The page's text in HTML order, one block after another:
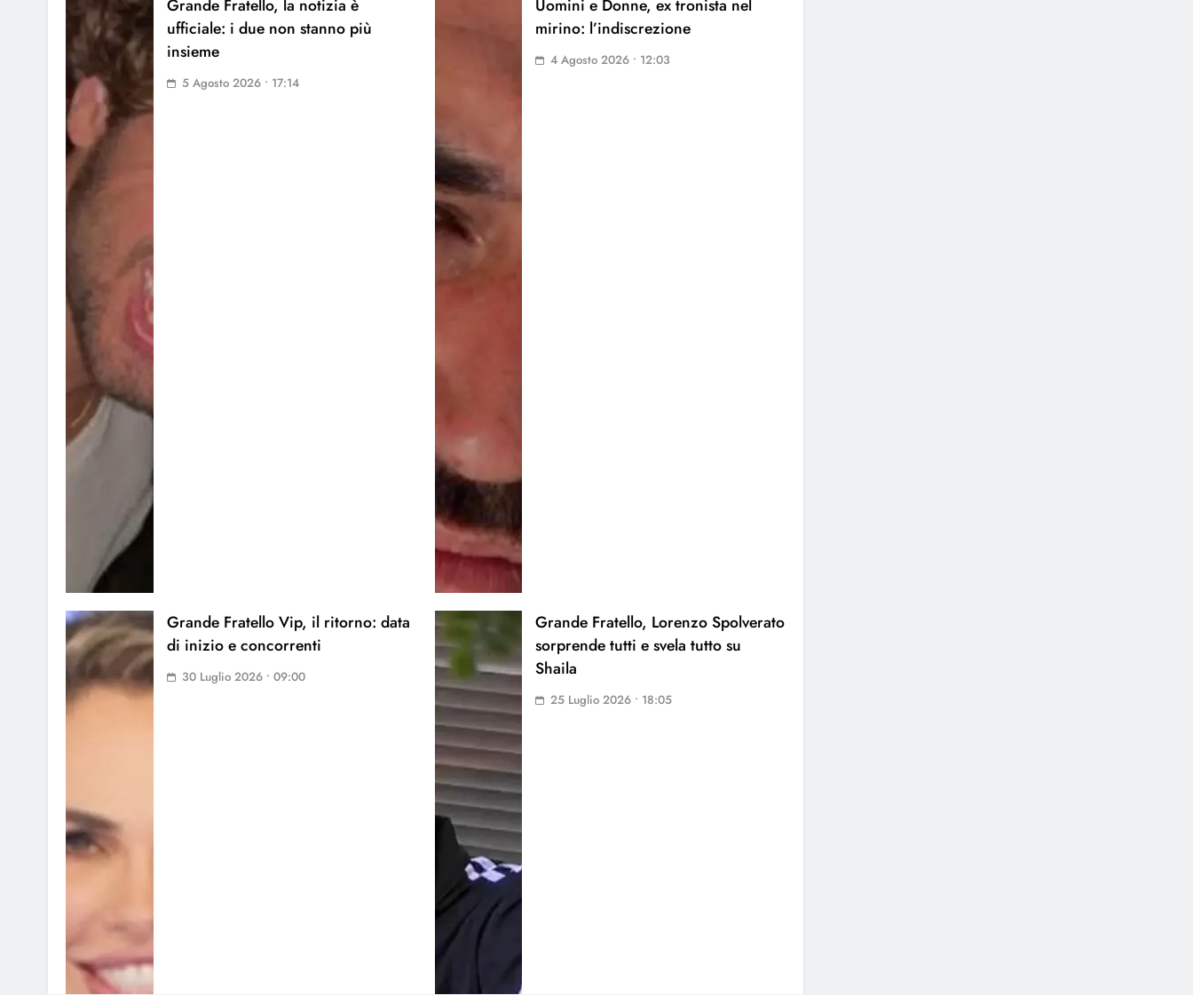
Grande Fratello, la notizia è
ufficiale: i due non stanno più
insieme
5 Agosto 2026 • 17:14
Uomini e Donne, ex tronista nel
mirino: l’indiscrezione
4 Agosto 2026 • 12:03
Grande Fratello Vip, il ritorno: data
di inizio e concorrenti
30 Luglio 2026 • 09:00
Grande Fratello, Lorenzo Spolverato
sorprende tutti e svela tutto su
Shaila
25 Luglio 2026 • 18:05